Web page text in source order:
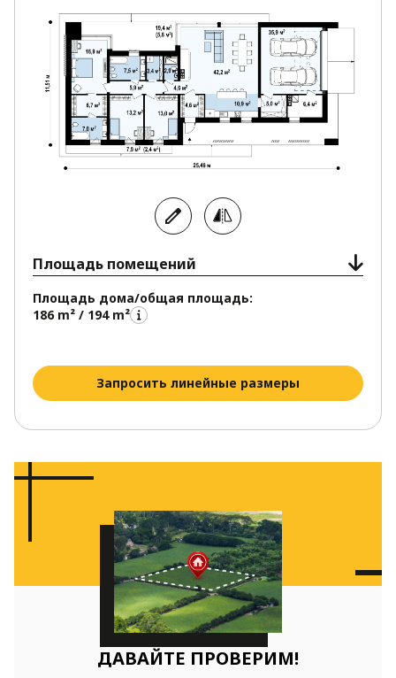
украшением любой местности. Несмотря на
простую форму строения и сдержанный экстерьер
дом выглядит элегантно и респектабельно.
Площадь помещений
Площадь дома/общая площадь:
186 m² / 194 m²
Запросить линейные размеры
ДАВАЙТЕ ПРОВЕРИМ!